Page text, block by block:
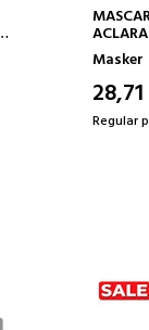
TIPO
Masker
Regular